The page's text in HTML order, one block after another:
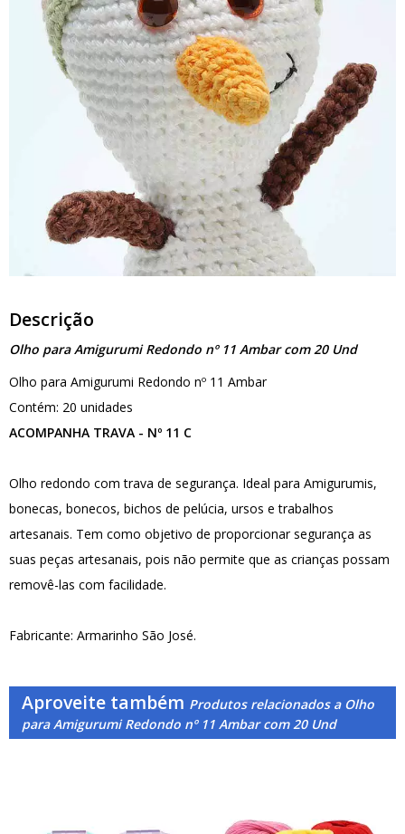
Descrição
Olho para Amigurumi Redondo nº 11 Ambar com 20 Und
Olho para Amigurumi Redondo nº 11 Ambar
Contém: 20 unidades
ACOMPANHA TRAVA - Nº 11 C
Olho redondo com trava de segurança. Ideal para Amigurumis,
bonecas, bonecos, bichos de pelúcia, ursos e trabalhos
artesanais. Tem como objetivo de proporcionar segurança as
suas peças artesanais, pois não permite que as crianças possam
removê-las com facilidade.
Fabricante: Armarinho São José.
Aproveite também Produtos relacionados a Olho
para Amigurumi Redondo nº 11 Ambar com 20 Und